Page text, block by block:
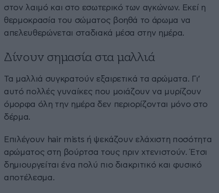
στον λαιμό και στο εσωτερικό των αγκώνων. Εκεί η
θερμοκρασία του σώματος βοηθά το άρωμα να
απελευθερώνεται σταδιακά μέσα στην ημέρα.
Δίνουν σημασία στα μαλλιά
Τα μαλλιά συγκρατούν εξαιρετικά τα αρώματα. Γι’
αυτό πολλές γυναίκες που μοιάζουν να μυρίζουν
όμορφα όλη την ημέρα δεν περιορίζονται μόνο στο
δέρμα.
Επιλέγουν hair mists ή ψεκάζουν ελάχιστη ποσότητα
αρώματος στη βούρτσα τους πριν χτενιστούν. Έτσι
δημιουργείται ένα πολύ πιο διακριτικό και φυσικό
αποτέλεσμα.